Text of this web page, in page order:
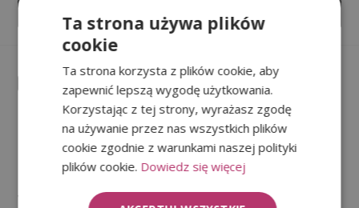
Masz pytania
Nasi specjaliści chętnie
w wyborze odpowiednich
Płatności online
Oferujemy szybkie płatności
dostępnych w Polsce
Ta strona używa plików
cookie
Ta strona korzysta z plików cookie, aby
zapewnić lepszą wygodę użytkowania.
Korzystając z tej strony, wyrażasz zgodę
na używanie przez nas wszystkich plików
cookie zgodnie z warunkami naszej polityki
plików cookie. Dowiedz się więcej